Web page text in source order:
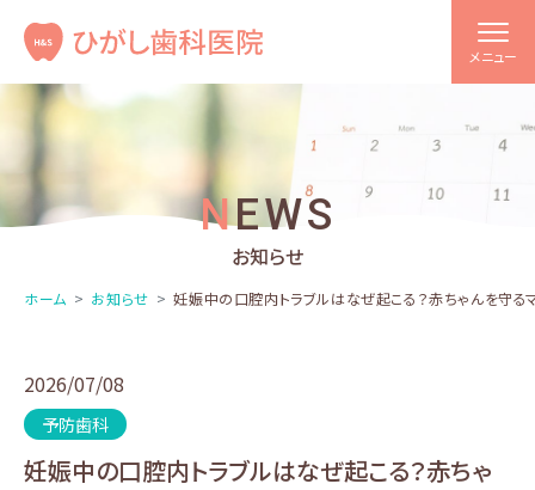
メニュー
お知らせ
NEWS
ホーム お知らせ 妊娠中の口腔内トラブルはなぜ起こる？赤ちゃんを守る
妊娠中の口腔内トラブルはなぜ起こる？赤ちゃ
2026/07/08
予防歯科